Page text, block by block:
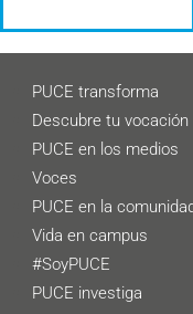
PUCE transforma
Descubre tu vocación
PUCE en los medios
Voces
PUCE en la
Vida en campus
#SoyPUCE
PUCE investiga